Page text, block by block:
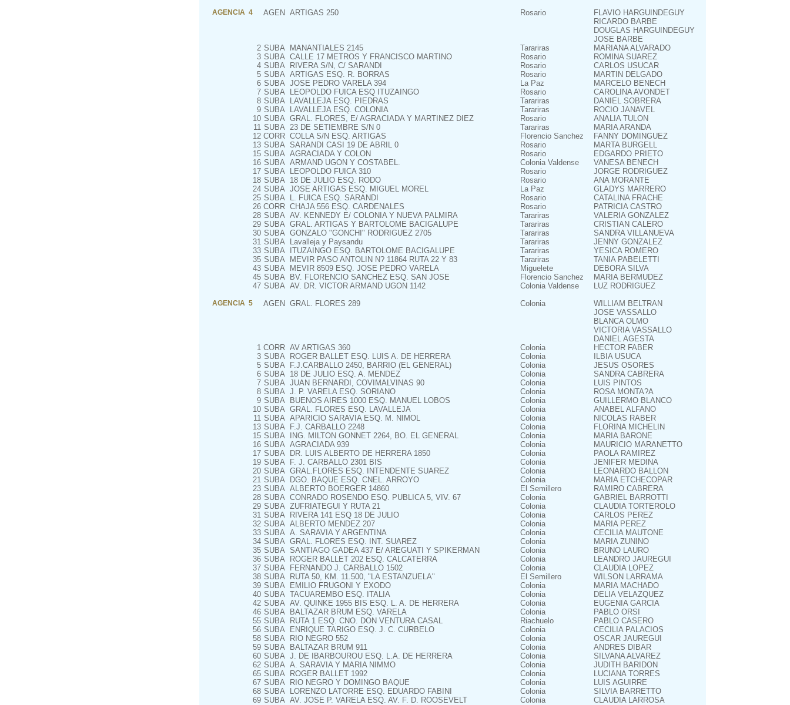
AGENCIA 4 AGEN ARTIGAS 250 Rosario
FLAVIO HARGUINDEGUY
RICARDO BARBE
DOUGLAS HARGUINDEGUY
JOSE BARBE
2 SUBA MANANTIALES 2145 Tarariras
MARIANA ALVARADO
3 SUBA CALLE 17 METROS Y FRANCISCO MARTINO Rosario
ROMINA SUAREZ
4 SUBA RIVERA S/N, C/ SARANDI Rosario
CARLOS USUCAR
5 SUBA ARTIGAS ESQ. R. BORRAS Rosario
MARTIN DELGADO
6 SUBA JOSE PEDRO VARELA 394 La Paz
MARCELO BENECH
7 SUBA LEOPOLDO FUICA ESQ ITUZAINGO Rosario
CAROLINA AVONDET
8 SUBA LAVALLEJA ESQ. PIEDRAS Tarariras
DANIEL SOBRERA
9 SUBA LAVALLEJA ESQ. COLONIA Tarariras
ROCIO JANAVEL
10 SUBA GRAL. FLORES, E/ AGRACIADA Y MARTINEZ DIEZ Rosario
ANALIA TULON
11 SUBA 23 DE SETIEMBRE S/N 0 Tarariras
MARIA ARANDA
12 CORR COLLA S/N ESQ. ARTIGAS Florencio Sanchez
FANNY DOMINGUEZ
13 SUBA SARANDI CASI 19 DE ABRIL 0 Rosario
MARTA BURGELL
15 SUBA AGRACIADA Y COLON Rosario
EDGARDO PRIETO
16 SUBA ARMAND UGON Y COSTABEL. Colonia Valdense
VANESA BENECH
17 SUBA LEOPOLDO FUICA 310 Rosario
JORGE RODRIGUEZ
18 SUBA 18 DE JULIO ESQ. RODO Rosario
ANA MORANTE
24 SUBA JOSE ARTIGAS ESQ. MIGUEL MOREL La Paz
GLADYS MARRERO
25 SUBA L. FUICA ESQ. SARANDI Rosario
CATALINA FRACHE
26 CORR CHAJA 556 ESQ. CARDENALES Rosario
PATRICIA CASTRO
28 SUBA AV. KENNEDY E/ COLONIA Y NUEVA PALMIRA Tarariras
VALERIA GONZALEZ
29 SUBA GRAL. ARTIGAS Y BARTOLOME BACIGALUPE Tarariras
CRISTIAN CALERO
30 SUBA GONZALO "GONCHI" RODRIGUEZ 2705 Tarariras
SANDRA VILLANUEVA
31 SUBA Lavalleja y Paysandu Tarariras
JENNY GONZALEZ
33 SUBA ITUZAINGO ESQ. BARTOLOME BACIGALUPE Tarariras
YESICA ROMERO
35 SUBA MEVIR PASO ANTOLIN N? 11864 RUTA 22 Y 83 Tarariras
TANIA PABELETTI
43 SUBA MEVIR 8509 ESQ. JOSE PEDRO VARELA Miguelete
DEBORA SILVA
45 SUBA BV. FLORENCIO SANCHEZ ESQ. SAN JOSE Florencio Sanchez
MARIA BERMUDEZ
47 SUBA AV. DR. VICTOR ARMAND UGON 1142 Colonia Valdense LUZ RODRIGUEZ
AGENCIA 5 AGEN GRAL. FLORES 289 Colonia
WILLIAM BELTRAN
JOSE VASSALLO
BLANCA OLMO
VICTORIA VASSALLO
DANIEL AGESTA
1 CORR AV ARTIGAS 360 Colonia
HECTOR FABER
3 SUBA ROGER BALLET ESQ. LUIS A. DE HERRERA Colonia
ILBIA USUCA
5 SUBA F.J.CARBALLO 2450, BARRIO (EL GENERAL) Colonia
JESUS OSORES
6 SUBA 18 DE JULIO ESQ. A. MENDEZ Colonia
SANDRA CABRERA
7 SUBA JUAN BERNARDI, COVIMALVINAS 90 Colonia
LUIS PINTOS
8 SUBA J. P. VARELA ESQ. SORIANO Colonia
ROSA MONTA?A
9 SUBA BUENOS AIRES 1000 ESQ. MANUEL LOBOS Colonia
GUILLERMO BLANCO
10 SUBA GRAL. FLORES ESQ. LAVALLEJA Colonia
ANABEL ALFANO
11 SUBA APARICIO SARAVIA ESQ. M. NIMOL Colonia
NICOLAS RABER
13 SUBA F.J. CARBALLO 2248 Colonia
FLORINA MICHELIN
15 SUBA ING. MILTON GONNET 2264, BO. EL GENERAL Colonia
MARIA BARONE
16 SUBA AGRACIADA 939 Colonia
MAURICIO MARANETTO
17 SUBA DR. LUIS ALBERTO DE HERRERA 1850 Colonia
PAOLA RAMIREZ
19 SUBA F. J. CARBALLO 2301 BIS Colonia
JENIFER MEDINA
20 SUBA GRAL.FLORES ESQ. INTENDENTE SUAREZ Colonia
LEONARDO BALLON
21 SUBA DGO. BAQUE ESQ. CNEL. ARROYO Colonia
MARIA ETCHECOPAR
23 SUBA ALBERTO BOERGER 14860 El Semillero
RAMIRO CABRERA
28 SUBA CONRADO ROSENDO ESQ. PUBLICA 5, VIV. 67 Colonia
GABRIEL BARROTTI
29 SUBA ZUFRIATEGUI Y RUTA 21 Colonia
CLAUDIA TORTEROLO
31 SUBA RIVERA 141 ESQ 18 DE JULIO Colonia
CARLOS PEREZ
32 SUBA ALBERTO MENDEZ 207 Colonia
MARIA PEREZ
33 SUBA A. SARAVIA Y ARGENTINA Colonia
CECILIA MAUTONE
34 SUBA GRAL. FLORES ESQ. INT. SUAREZ Colonia
MARIA ZUNINO
35 SUBA SANTIAGO GADEA 437 E/ AREGUATI Y SPIKERMAN Colonia
BRUNO LAURO
36 SUBA ROGER BALLET 202 ESQ. CALCATERRA Colonia
LEANDRO JAUREGUI
37 SUBA FERNANDO J. CARBALLO 1502 Colonia
CLAUDIA LOPEZ
38 SUBA RUTA 50, KM. 11.500, "LA ESTANZUELA" El Semillero
WILSON LARRAMA
39 SUBA EMILIO FRUGONI Y EXODO Colonia
MARIA MACHADO
40 SUBA TACUAREMBO ESQ. ITALIA Colonia
DELIA VELAZQUEZ
42 SUBA AV. QUINKE 1955 BIS ESQ. L. A. DE HERRERA Colonia
EUGENIA GARCIA
46 SUBA BALTAZAR BRUM ESQ. VARELA Colonia
PABLO ORSI
55 SUBA RUTA 1 ESQ. CNO. DON VENTURA CASAL Riachuelo
PABLO CASERO
56 SUBA ENRIQUE TARIGO ESQ. J. C. CURBELO Colonia
CECILIA PALACIOS
58 SUBA RIO NEGRO 552 Colonia
OSCAR JAUREGUI
59 SUBA BALTAZAR BRUM 911 Colonia
ANDRES DIBAR
60 SUBA J. DE IBARBOUROU ESQ. L.A. DE HERRERA Colonia
SILVANA ALVAREZ
62 SUBA A. SARAVIA Y MARIA NIMMO Colonia
JUDITH BARIDON
65 SUBA ROGER BALLET 1992 Colonia
LUCIANA TORRES
67 SUBA RIO NEGRO Y DOMINGO BAQUE Colonia
LUIS AGUIRRE
68 SUBA LORENZO LATORRE ESQ. EDUARDO FABINI Colonia
SILVIA BARRETTO
69 SUBA AV. JOSE P. VARELA ESQ. AV. F. D. ROOSEVELT Colonia CLAUDIA LARROSA